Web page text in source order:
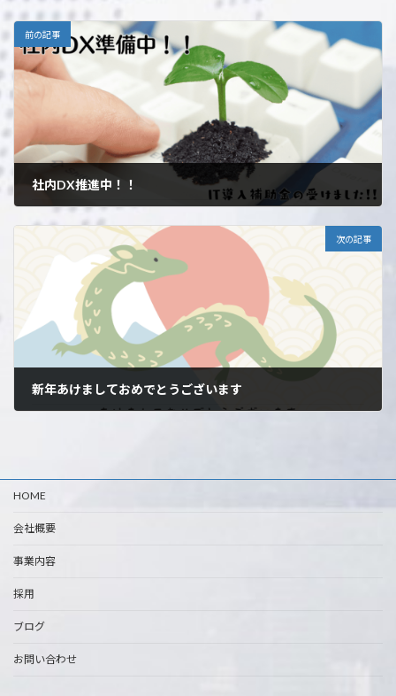
前の記事
社内DX推進中！！
2023年11月21日
次の記事
新年あけましておめでとうございます
HOME
会社概要
事業内容
採用
ブログ
お問い合わせ